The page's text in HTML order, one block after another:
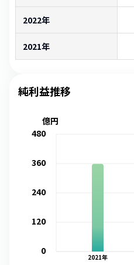
2022年
2021年
純利益推移
2021年
0
120
240
360
480
億円